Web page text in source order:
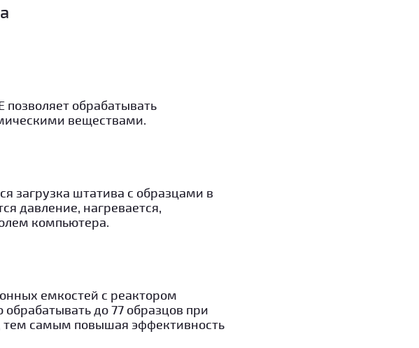
позволяет обрабатывать
веществами.
загрузка штатива с образцами в
давление, нагревается,
компьютера.
емкостей с реактором
до 77 образцов при
тем самым повышая эффективность